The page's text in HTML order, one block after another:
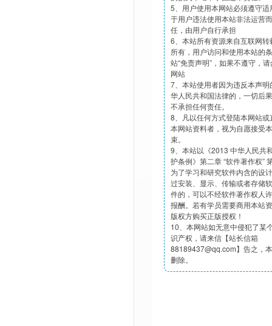
5、用户使用本网站必须遵守
于用户违法使用本站非法运营
任，由用户自行承担
6、本站所有资源来自互联网
所有，用户访问和使用本站的
站“免责声明”，如果不遵守，
网站
7、本站使用者因为违反本声
华人民共和国法律的，一切后
不承担任何责任。
8、凡以任何方式登陆本网站
本网站资料者，视为自愿接受
束。
9、本站以《2013 中华人民共
护条例》第二章 “软件著作权”
为了学习和研究软件内含的设
过安装、显示、传输或者存储
件的，可以不经软件著作权人
报酬。若有学员需要商用本站
版权方购买正版授权！
10、本网站如无意中侵犯了某
识产权，请来信【站长信箱
88189437@qq.com】告之，
删除。